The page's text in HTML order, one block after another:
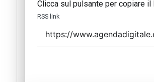
Clicca sul pulsante per copiare il
RSS link